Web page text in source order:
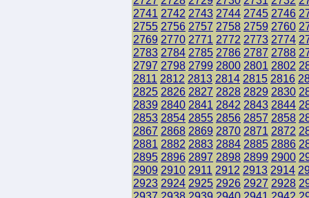
2741 2742 2743 2744 2745 2746
2755 2756 2757 2758 2759 2760
2769 2770 2771 2772 2773 2774
2783 2784 2785 2786 2787 2788
2797 2798 2799 2800 2801 2802
2811 2812 2813 2814 2815 2816
2825 2826 2827 2828 2829 2830
2839 2840 2841 2842 2843 2844
2853 2854 2855 2856 2857 2858
2867 2868 2869 2870 2871 2872
2881 2882 2883 2884 2885 2886
2895 2896 2897 2898 2899 2900
2909 2910 2911 2912 2913 2914
2923 2924 2925 2926 2927 2928